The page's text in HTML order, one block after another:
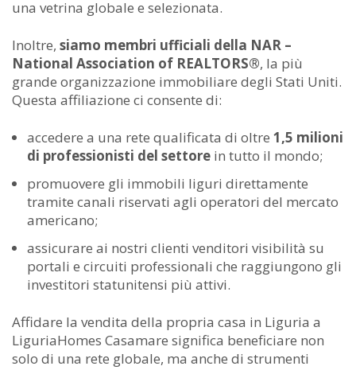
una vetrina globale e selezionata.
Inoltre, siamo membri ufficiali della NAR –
National Association of REALTORS®, la più
grande organizzazione immobiliare degli Stati Uniti.
Questa affiliazione ci consente di:
accedere a una rete qualificata di oltre 1,5 milioni
di professionisti del settore in tutto il mondo;
promuovere gli immobili liguri direttamente
tramite canali riservati agli operatori del mercato
americano;
assicurare ai nostri clienti venditori visibilità su
portali e circuiti professionali che raggiungono gli
investitori statunitensi più attivi.
Affidare la vendita della propria casa in Liguria a
LiguriaHomes Casamare significa beneficiare non
solo di una rete globale, ma anche di strumenti